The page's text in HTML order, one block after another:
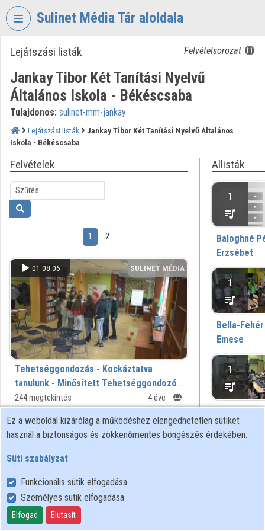
Fejléc kihagyása
Sulinet Média Tár aloldala
VIDEOTORIUM
SULINET
MÉDIA
TÁR
Intézményi kezdőlap
Bejelentkezés
Intézményi felfedezés
Kategóriák
Intézmények
Közreműködők
Lejátszási listák Felvételsorozat
Jankay Tibor Két Tanítási Nyelvű
Általános Iskola - Békéscsaba
Tulajdonos: sulinet-mm-jankay
Lejátszási listák
Jankay Tibor Két Tanítási Nyelvű Általános
Iskola - Békéscsaba
Felvételek
1 2
01:08:06
SULINET MÉDIA
TÁR
Tehetséggondozás - Kockáztatva
tanulunk - Minősített Tehetséggondozó
Műhely - Jankay Iskola
244 megtekintés 4 éve
SULINET MÉDIA
Versmodó verseny - 2016.02.25. Jankay
Allisták
1
Baloghné
Erzsébet
1
Bella-Fehér
Emese
1
Ez a weboldal kizárólag a működéshez elengedhetetlen sütiket
használ a biztonságos és zökkenőmentes böngészés érdekében.
Süti szabályzat
Funkcionális sütik elfogadása
Személyes sütik elfogadása
Elfogad Elutasít